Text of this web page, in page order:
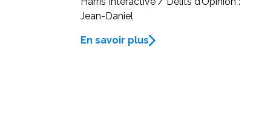
Jean-Daniel
En savoir plus